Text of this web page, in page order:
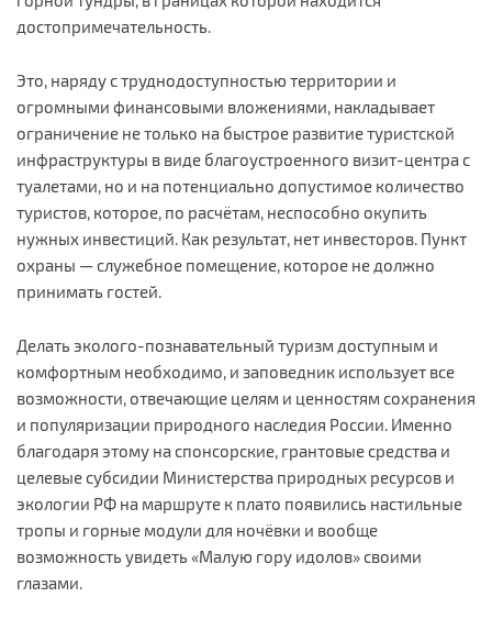
достопримечательность.
Это, наряду с труднодоступностью территории и
огромными финансовыми вложениями, накладывает
ограничение не только на быстрое развитие туристской
инфраструктуры в виде благоустроенного визит-центра с
туалетами, но и на потенциально допустимое количество
туристов, которое, по расчётам, неспособно окупить
нужных инвестиций. Как результат, нет инвесторов. Пункт
охраны — служебное помещение, которое не должно
принимать гостей.
Делать эколого-познавательный туризм доступным и
комфортным необходимо, и заповедник использует все
возможности, отвечающие целям и ценностям сохранения
и популяризации природного наследия России. Именно
благодаря этому на спонсорские, грантовые средства и
целевые субсидии Министерства природных ресурсов и
экологии РФ на маршруте к плато появились настильные
тропы и горные модули для ночёвки и вообще
возможность увидеть «Малую гору идолов» своими
глазами.